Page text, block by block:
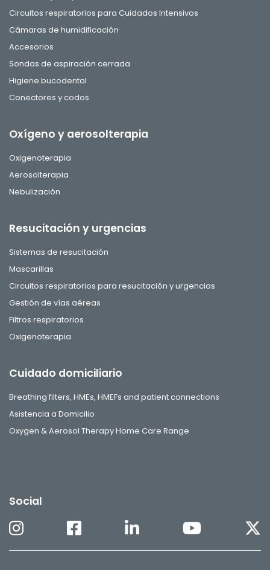
Circuitos respiratorios para Cuidados Intensivos
Cámaras de humidificación
Accesorios
Sondas de aspiración cerrada
Higiene bucodental
Conectores y codos
Oxígeno y aerosolterapia
Oxigenoterapia
Aerosolterapia
Nebulización
Resucitación y urgencias
Sistemas de resucitación
Mascarillas
Circuitos respiratorios para resucitación y urgencias
Gestión de vías aéreas
Filtros respiratorios
Oxigenoterapia
Cuidado domiciliario
Breathing filters, HMEs, HMEFs and patient connections
Asistencia a Domicilio
Oxygen & Aerosol Therapy Home Care Range
Social